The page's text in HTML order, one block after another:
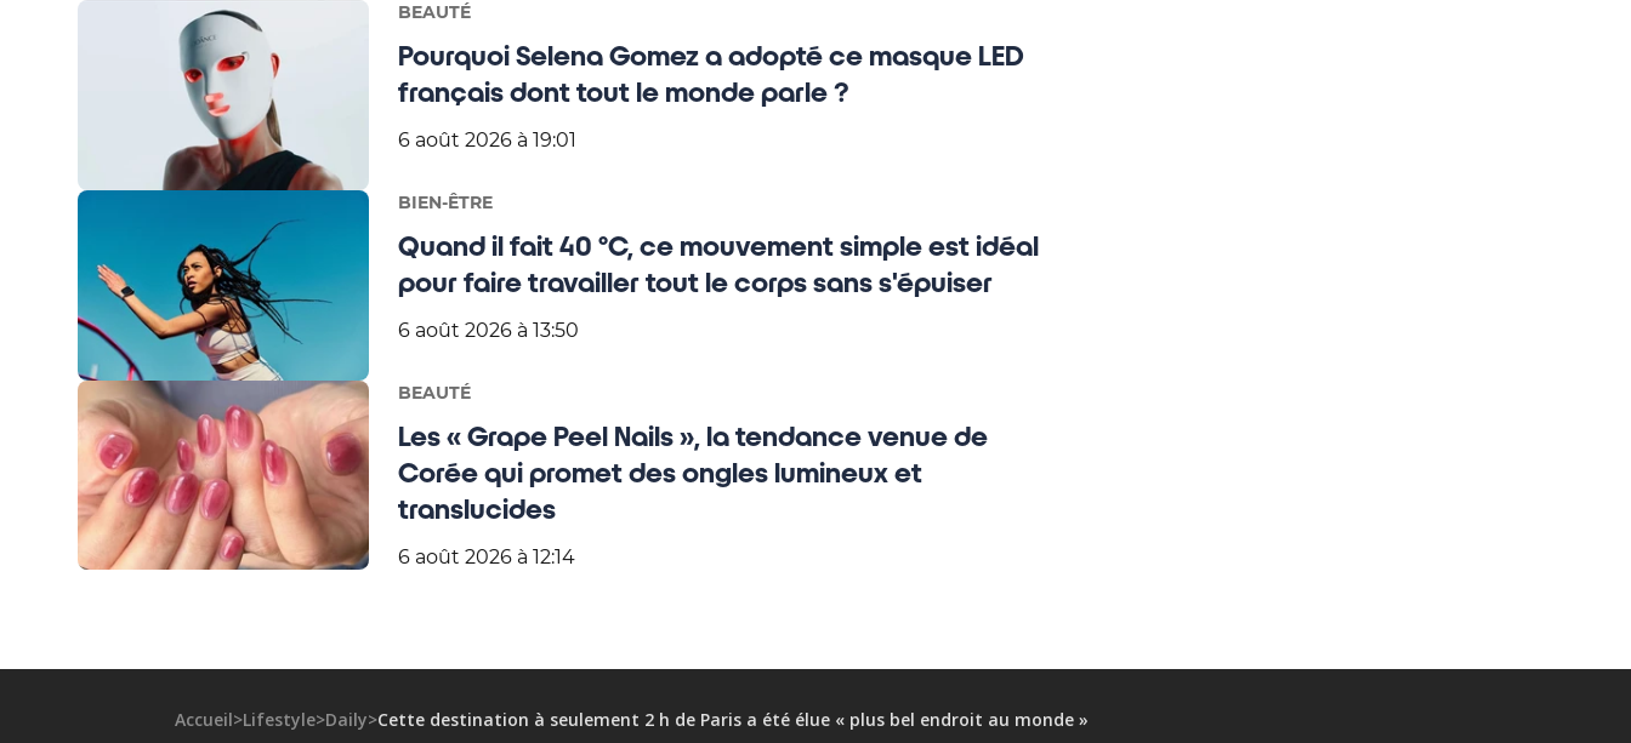
BEAUTÉ
Pourquoi Selena Gomez a adopté ce masque LED
français dont tout le monde parle ?
6 août 2026 à 19:01
BIEN-ÊTRE
Quand il fait 40 °C, ce mouvement simple est idéal
pour faire travailler tout le corps sans s'épuiser
6 août 2026 à 13:50
BEAUTÉ
Les « Grape Peel Nails », la tendance venue de
Corée qui promet des ongles lumineux et
translucides
6 août 2026 à 12:14
Accueil>Lifestyle>Daily>Cette destination à seulement 2 h de Paris a été élue « plus bel endroit au monde »